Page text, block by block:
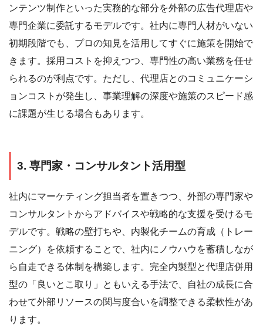
ンテンツ制作といった実務的な部分を外部の広告代理店や
専門企業に委託するモデルです。社内に専門人材がいない
初期段階でも、プロの知見を活用してすぐに施策を開始で
きます。採用コストを抑えつつ、専門性の高い業務を任せ
られるのが利点です。ただし、代理店とのコミュニケーシ
ョンコストが発生し、事業理解の深度や施策のスピード感
に課題が生じる場合もあります。
3. 専門家・コンサルタント活用型
社内にマーケティング担当者を置きつつ、外部の専門家や
コンサルタントからアドバイスや戦略的な支援を受けるモ
デルです。戦略の壁打ちや、内製化チームの育成（トレー
ニング）を依頼することで、社内にノウハウを蓄積しなが
ら自走できる体制を構築します。完全内製型と代理店併用
型の「良いとこ取り」ともいえる手法で、自社の成長に合
わせて外部リソースの関与度合いを調整できる柔軟性があ
ります。